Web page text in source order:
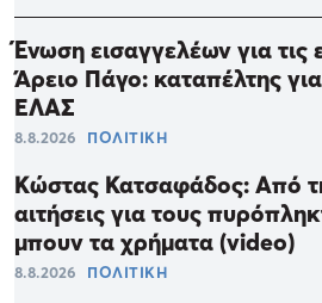
Ένωση εισαγγελέων για τις
Άρειο Πάγο: καταπέλτης
ΕΛΑΣ
8.8.2026 ΠΟΛΙΤΙΚΗ
Κώστας Κατσαφάδος: Από
αιτήσεις για τους
μπουν τα χρήματα (video)
8.8.2026 ΠΟΛΙΤΙΚΗ